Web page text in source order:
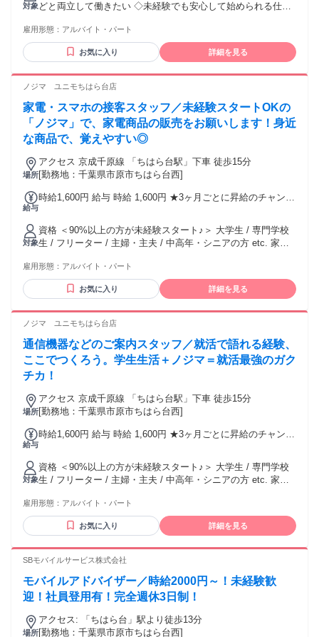
対象 どと両立して働きたい ◇未経験でも安心して始められる仕事
い！」とお考えの方は、ぜひお気軽にご相談ください！ でき
る限り柔軟に対応させていただきます。 【入社日に関して】
新しい生活もあるかと思います。 お子さんの進学などな
雇用形態： アルバイト・パート
お気に入り 詳細を見る
ノジマ ユニモちはら台店
家電・スマホの接客スタッフ／未経験スタートOKの
「ノジマ」で、家電商品の販売をお願いします！身近
な商品で、覚えやすい◎
場所
アクセス 京成千原線 「ちはら台駅」下車 徒歩15分
[勤務地：千葉県市原市ちはら台西]
給与
時給1,600円 給与 時給 1,600円 ★3ヶ月ごとに昇給のチャンス
制）
対象
資格 ＜90%以上の方が未経験スタート♪＞ 大学生 / 専門学校
生 / フリーター / 主婦・主夫 / 中高年・シニアの方 etc. 家電
のバイトデビュー応援!! ◆英語 / 中国語 / 韓国語など語学力
に自信のある方大歓迎!! ◆現在ハローワークで求職活動中 の
方にもおすすめです!!
雇用形態： アルバイト・パート
お気に入り 詳細を見る
ノジマ ユニモちはら台店
通信機器などのご案内スタッフ／就活で語れる経験、
ここでつくろう。学生生活＋ノジマ＝就活最強のガク
チカ！
場所
アクセス 京成千原線 「ちはら台駅」下車 徒歩15分
[勤務地：千葉県市原市ちはら台西]
給与
時給1,600円 給与 時給 1,600円 ★3ヶ月ごとに昇給のチャンス
制）
対象
資格 ＜90%以上の方が未経験スタート♪＞ 大学生 / 専門学校
生 / フリーター / 主婦・主夫 / 中高年・シニアの方 etc. 家電
学生のバイトデビュー応援!! ◆英語 / 中国語 / 韓国語など語学
力 に自信のある方大歓迎!! ◆現在ハローワークで求職活動中
の方にもおすすめです!!
雇用形態： アルバイト・パート
お気に入り 詳細を見る
SBモバイルサービス株式会社
モバイルアドバイザー／時給2000円～！未経験歓
迎！社員登用有！完全週休3日制！
場所
アクセス: 「ちはら台」駅より徒歩13分
[勤務地：千葉県市原市ちはら台西]